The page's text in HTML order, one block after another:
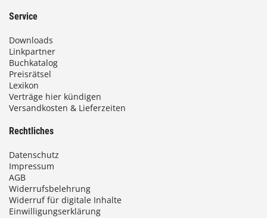
Service
Downloads
Linkpartner
Buchkatalog
Preisrätsel
Lexikon
Verträge hier kündigen
Versandkosten & Lieferzeiten
Rechtliches
Datenschutz
Impressum
AGB
Widerrufsbelehrung
Widerruf für digitale Inhalte
Einwilligungserklärung